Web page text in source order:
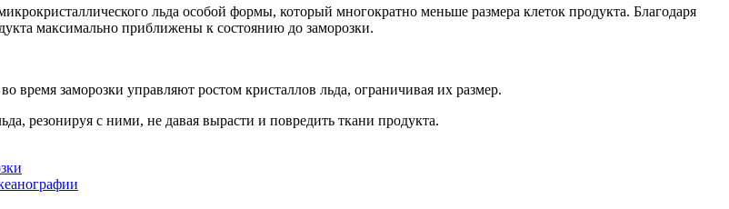
льда особой формы, который многократно меньше размера клеток продукта. Благодаря
максимально приближены к состоянию до заморозки.
заморозки управляют ростом кристаллов льда, ограничивая их размер.
резонируя с ними, не давая вырасти и повредить ткани продукта.